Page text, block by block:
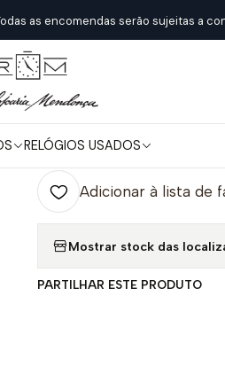
RELÓGIOS USADOS
as encomendas serão sujeitas a
Calvin Klein Prateado E Bracelete
|
Calvin Klein
Quantidade
Adicionar à lista de
Mostrar stock das
PARTILHAR ESTE PRODUTO